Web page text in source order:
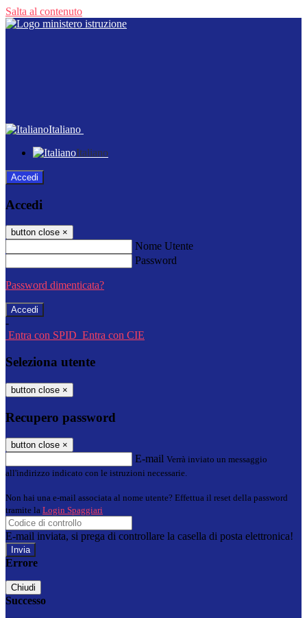
Salta al contenuto
Italiano
Italiano
Accedi
Accedi
button close ×
Nome Utente
Password
Password dimenticata?
-
Entra con SPID Entra con CIE
Seleziona utente
button close ×
Recupero password
button close ×
E-mail Verrà inviato un messaggio
all'indirizzo indicato con le istruzioni necessarie.
Non hai una e-mail associata al nome utente? Effettua il reset della password
tramite la Login Spaggiari
E-mail inviata, si prega di controllare la casella di posta elettronica!
Errore
Chiudi
Successo